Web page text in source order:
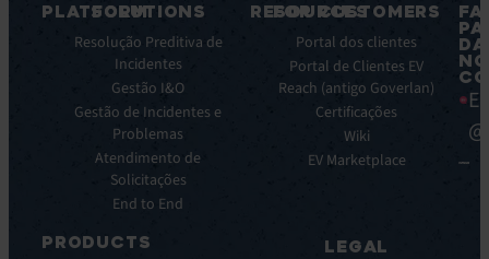
PLATFORM
Caracteristicas
principais
Principais
benefícios
plataforma
Integrações
PRODUCTS
SOLUTIONS
Resolução Preditiva de
Incidentes
Gestão I&O
Gestão de Incidentes e
Problemas
Atendimento de
Solicitações
End to End
RESOURCES
Blog
Ebooks
Whitepaper
FOR CUSTOMERS
Portal dos clientes
Portal de Clientes EV
Reach (antigo Goverlan)
Certificações
Wiki
EV Marketplace
LEGAL
DA